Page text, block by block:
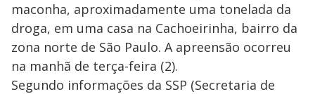
maconha, aproximadamente uma tonelada da
droga, em uma casa na Cachoeirinha, bairro da
zona norte de São Paulo. A apreensão ocorreu
na manhã de terça-feira (2).
Segundo informações da SSP (Secretaria de